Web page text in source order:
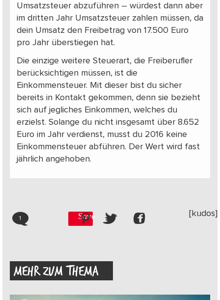
Umsatzsteuer abzuführen – würdest dann aber
im dritten Jahr Umsatzsteuer zahlen müssen, da
dein Umsatz den Freibetrag von 17.500 Euro
pro Jahr überstiegen hat.
Die einzige weitere Steuerart, die Freiberufler
berücksichtigen müssen, ist die
Einkommensteuer. Mit dieser bist du sicher
bereits in Kontakt gekommen, denn sie bezieht
sich auf jegliches Einkommen, welches du
erzielst. Solange du nicht insgesamt über 8.652
Euro im Jahr verdienst, musst du 2016 keine
Einkommensteuer abführen. Der Wert wird fast
jährlich angehoben.
1 Save [kudos]
MEHR ZUM THEMA